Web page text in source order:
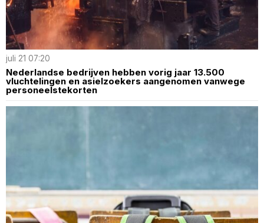
juli 21 07:20
Nederlandse bedrijven hebben vorig jaar 13.500
vluchtelingen en asielzoekers aangenomen vanwege
personeelstekorten